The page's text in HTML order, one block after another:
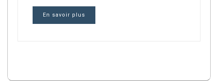
En savoir plus